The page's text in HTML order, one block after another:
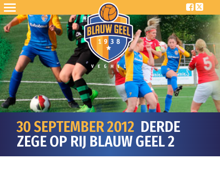
30 SEPTEMBER 2012 DERDE
ZEGE OP RIJ BLAUW GEEL 2